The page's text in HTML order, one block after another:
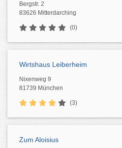
Bergstr. 2
83626 Mitterdarching
(0)
Wirtshaus Leiberheim
Nixenweg 9
81739 München
(3)
Zum Aloisius